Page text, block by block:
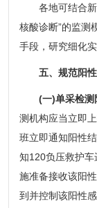
各地可结合新
核酸诊断”的监测
手段，研究细化
五、规范阳
(一)单采检测
测机构应当立即
班立即通知阳性
知120负压救护
施准备接收该阳
到并控制该阳性